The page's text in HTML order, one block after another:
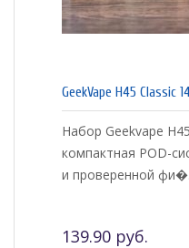
GeekVape H45 Classic
Набор Geekvape
компактная POD-
и проверенной
139.90 руб.